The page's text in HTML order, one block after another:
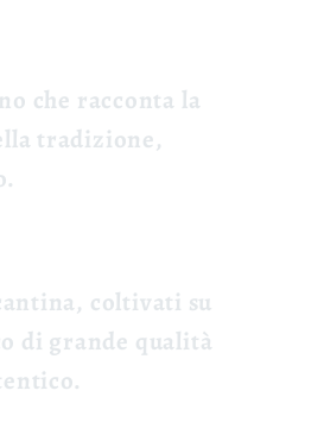
che racconta la
tradizione,
coltivati su
di grande qualità